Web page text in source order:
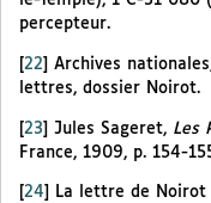
percepteur.
22
Archives
lettres, dossier Noirot.
[23] Jules Sageret, Les
France, 1909, p. 154-
24
La lettre de Noirot